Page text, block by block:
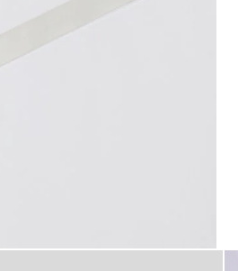
Mann trägt eine weiße